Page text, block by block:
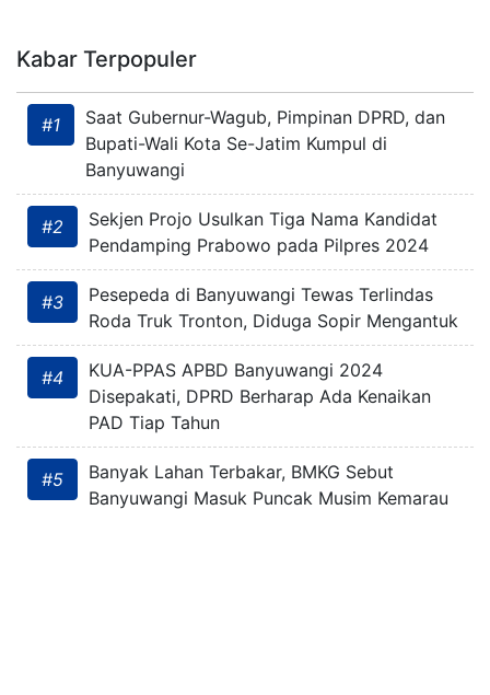
Kabar Terpopuler
#1
Saat Gubernur-Wagub, Pimpinan DPRD, dan
Bupati-Wali Kota Se-Jatim Kumpul di
Banyuwangi
#2
Sekjen Projo Usulkan Tiga Nama Kandidat
Pendamping Prabowo pada Pilpres 2024
#3
Pesepeda di Banyuwangi Tewas Terlindas
Roda Truk Tronton, Diduga Sopir Mengantuk
#4
KUA-PPAS APBD Banyuwangi 2024
Disepakati, DPRD Berharap Ada Kenaikan
PAD Tiap Tahun
#5
Banyak Lahan Terbakar, BMKG Sebut
Banyuwangi Masuk Puncak Musim Kemarau